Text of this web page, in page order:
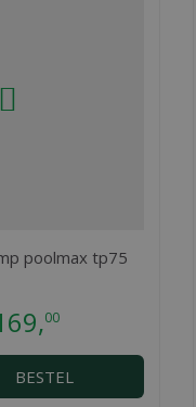
poolmax tp75
,00
BESTEL